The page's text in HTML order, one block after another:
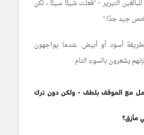
التبرير - "فعلت شيئًا سيئًا ، لكن
جيد جدًا."
أسود أو أبيض. عندما يواجهون
يشعرون بالسوء التام
مع الموقف بلطف - ولكن دون ترك
مأزق؟